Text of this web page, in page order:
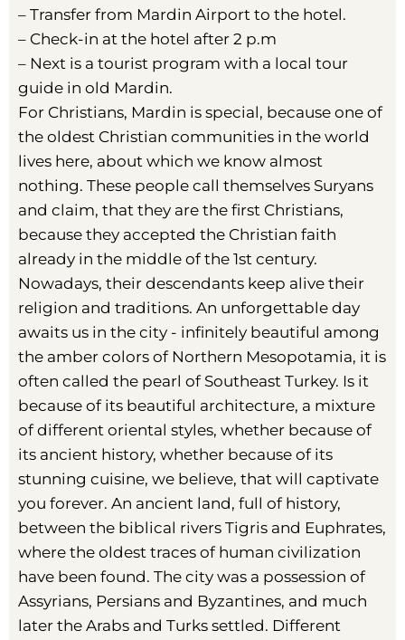
– Transfer from Mardin Airport to the hotel.
– Check-in at the hotel after 2 p.m
– Next is a tourist program with a local tour
guide in old Mardin.
For Christians, Mardin is special, because one of
the oldest Christian communities in the world
lives here, about which we know almost
nothing. These people call themselves Suryans
and claim, that they are the first Christians,
because they accepted the Christian faith
already in the middle of the 1st century.
Nowadays, their descendants keep alive their
religion and traditions. An unforgettable day
awaits us in the city - infinitely beautiful among
the amber colors of Northern Mesopotamia, it is
often called the pearl of Southeast Turkey. Is it
because of its beautiful architecture, a mixture
of different oriental styles, whether because of
its ancient history, whether because of its
stunning cuisine, we believe, that will captivate
you forever. An ancient land, full of history,
between the biblical rivers Tigris and Euphrates,
where the oldest traces of human civilization
have been found. The city was a possession of
Assyrians, Persians and Byzantines, and much
later the Arabs and Turks settled. Different